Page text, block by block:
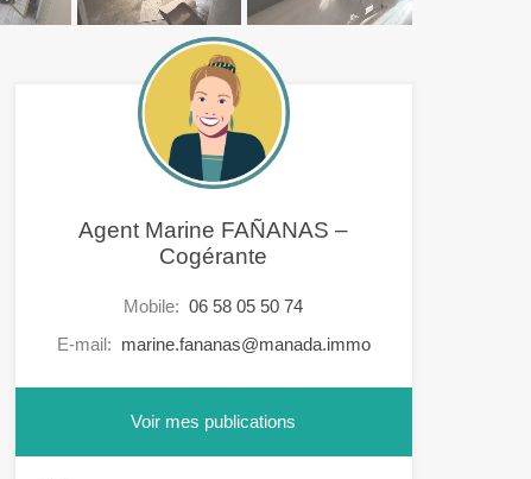
Agent Marine FAÑANAS –
Cogérante
Mobile: 06 58 05 50 74
E-mail: marine.fananas@manada.immo
Voir mes publications